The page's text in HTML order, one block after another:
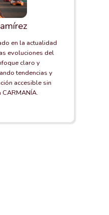
en la actualidad
evoluciones del
claro y
tendencias y
accesible sin